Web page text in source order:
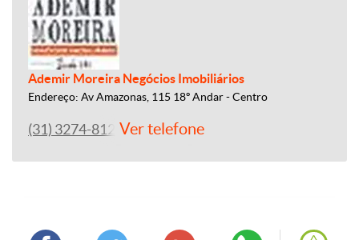
Ademir Moreira Negócios Imobiliários
Endereço: Av Amazonas, 115 18º Andar - Centro
(31) 3274-8122Ver telefone